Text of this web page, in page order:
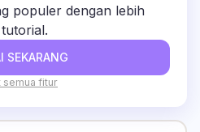
populer dengan lebih
SEKARANG
semua fitur